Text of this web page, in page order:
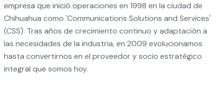
empresa que inició operaciones en 1998 en la ciudad de
Chihuahua como 'Communications Solutions and Services'
(CSS). Tras años de crecimiento continuo y adaptación a
las necesidades de la industria, en 2009 evolucionamos
hasta convertirnos en el proveedor y socio estratégico
integral que somos hoy.